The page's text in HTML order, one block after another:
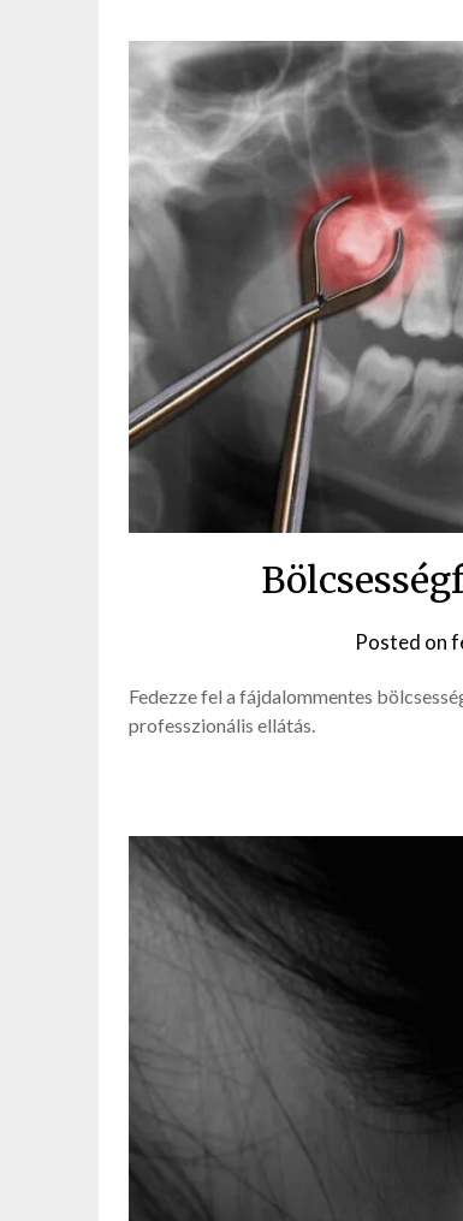
Posted on
Fedezze fel a fájdalommentes
professzionális ellátás.